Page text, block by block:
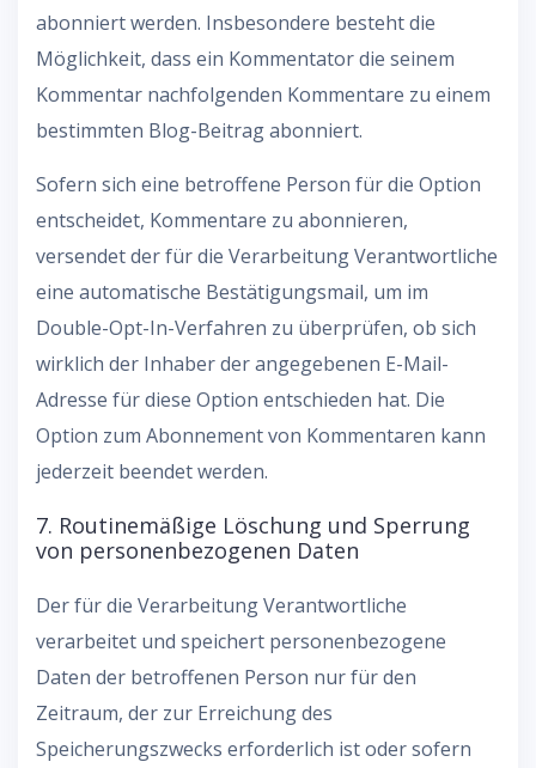
abonniert werden. Insbesondere besteht die
Möglichkeit, dass ein Kommentator die seinem
Kommentar nachfolgenden Kommentare zu einem
bestimmten Blog-Beitrag abonniert.
Sofern sich eine betroffene Person für die Option
entscheidet, Kommentare zu abonnieren,
versendet der für die Verarbeitung Verantwortliche
eine automatische Bestätigungsmail, um im
Double-Opt-In-Verfahren zu überprüfen, ob sich
wirklich der Inhaber der angegebenen E-Mail-
Adresse für diese Option entschieden hat. Die
Option zum Abonnement von Kommentaren kann
jederzeit beendet werden.
7. Routinemäßige Löschung und Sperrung
von personenbezogenen Daten
Der für die Verarbeitung Verantwortliche
verarbeitet und speichert personenbezogene
Daten der betroffenen Person nur für den
Zeitraum, der zur Erreichung des
Speicherungszwecks erforderlich ist oder sofern